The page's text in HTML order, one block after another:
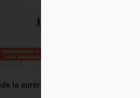
la aurora te busco